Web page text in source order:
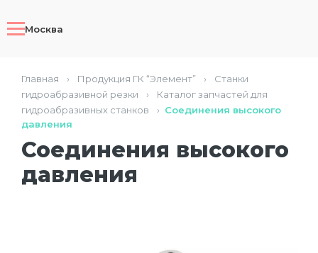
Москва
Главная › Продукция ГК “Элемент” ›
Станки
гидроабразивной резки
›
Каталог запчастей для
гидроабразивных станков
› Соединения высокого
давления
Соединения высокого
давления